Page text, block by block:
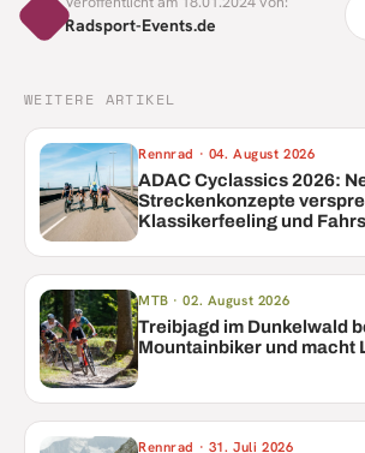
Radsport-Events.de
WEITERE ARTIKEL
Rennrad · 04. August 2026
ADAC Cyclassics 2026:
Streckenkonzepte
Klassikerfeeling und
MTB ·02. August 2026
Treibjagd im Dunkelwald
Mountainbiker und macht
Rennrad · 31. Juli 2026